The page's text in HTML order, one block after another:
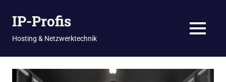
InhaltIP-Profis
Hosting & Netzwerktechnik MENU